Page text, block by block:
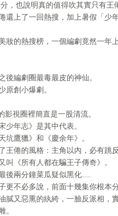
，也說明真的值得吹其實只有王
還上了一回熱搜，加上暑假「
妝的熱搜榜，一個編劇竟然一年上
後編劇圈最毒最皮的神仙。
原創小爆劇。
影視圈裡簡直是一股清流。
少年志》是其中代表。
坑鷹獵》和《慶余年》。
王倦的風格：主角以內，必有跳
叫《所有人都在騙王子傳奇》。
後兩分鐘菜瓜疑似黑化……
更不必多說，前面十幾集你根本
膩又惡熏的紈絝，一臉反派相，
。